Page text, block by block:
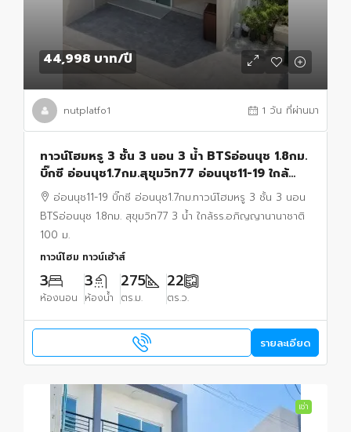
44,998 บาท/ปี
nutplatfo1 1 วัน ที่ผ่านมา
ทาวน์โฮมหรู 3 ชั้น 3 นอน 3 น้ำ BTSอ่อนนุช 1.8กม.
บิ๊กซี อ่อนนุช1.7กม.สุขุมวิท77 อ่อนนุช11-19 ใกล้
รร.อภิญญานานาชาติ 100 ม. 22 ตร.ว.
อ่อนนุช11-19 บิ๊กซี อ่อนนุช1.7กม.ทาวน์โฮมหรู 3 ชั้น 3 นอน
BTSอ่อนนุช 1.8กม. สุขุมวิท77 3 น้ำ ใกล้รร.อภิญญานานาชาติ
100 ม.
ทาวน์โฮม ทาวน์เฮ้าส์
3
ห้องนอน
3
ห้องน้ำ
275
ตร.ม.
22
ตร.ว.
รายละเอียด
เช่า